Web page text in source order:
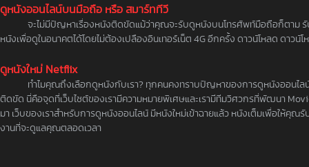
ดูหนังออนไลน์บนมือถือ หรือ สมาร์ททีวี
จะไม่มีปัญหาเรื่องหนังติดขัดแม้ว่าคุณจะรับดูหนังบนโทรศัพท์มือถือก็ตาม
หนังเพื่อดูในอนาคตได้โดยไม่ต้องเปลืองอินเทอร์เน็ต 4G อีกครั้ง ดาวน์โหลด ดาวน์
ดูหนังใหม่ Netflix
ทำไมคุณถึงเลือกดูหนังกับเรา? ทุกคนคงทราบปัญหาของการดูหนังออนไล
ติดขัด นี่คือจุดที่เว็บไซต์ของเรามีความหมายพิเศษและเรามีทีมวิศวกรที่พัฒนา
มา เว็บของเราสำหรับการดูหนังออนไลน์ มีหนังใหม่เข้าฉายแล้ว หนังเต็มเพื่อให้คุณ
งานที่จะดูแลคุณตลอดเวลา